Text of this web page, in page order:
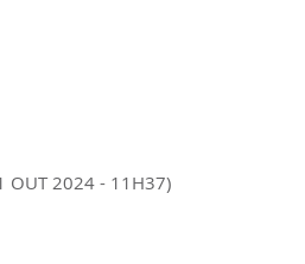
OUT 2024 - 11H37)